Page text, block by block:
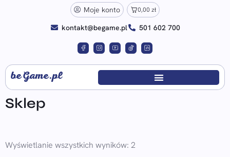
Moje konto 0,00 zł
kontakt@begame.pl 501 602 700
beGame.pl
Sklep
Wyświetlanie wszystkich wyników: 2